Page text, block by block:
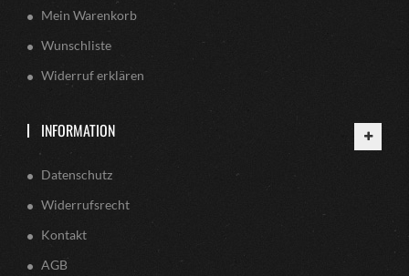
Mein Warenkorb
Wunschliste
Widerruf erklären
INFORMATION
Datenschutz
Widerrufsrecht
Kontakt
AGB